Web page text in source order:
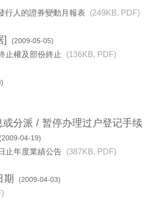
行人的證券變動月報表 (249KB, PDF)
] (2009-05-05)
止權及部份終止 (136KB, PDF)
分派 / 暂停办理过户登记手续
(2009-04-19)
止年度業績公告 (387KB, PDF)
期 (2009-04-03)